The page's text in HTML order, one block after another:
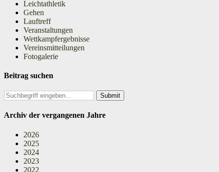
Leichtathletik
Gehen
Lauftreff
Veranstaltungen
Wettkampfergebnisse
Vereinsmitteilungen
Fotogalerie
Beitrag suchen
Search
Archiv der vergangenen Jahre
2026
2025
2024
2023
2022